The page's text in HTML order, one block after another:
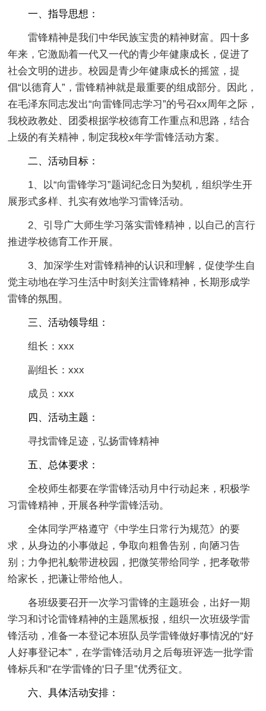
一、指导思想 ：
雷锋精神是我们中华民族宝贵的精神财富。四十多
年来，它激励着一代又一代的青少年健康成长，促进了
社会文明的进步。校园是青少年健康成长的摇篮，提
倡“以德育人”，雷锋精神就是最重要的组成部分。因此，
在毛泽东同志发出“向雷锋同志学习”的号召xx周年之际，
我校政教处、团委根据学校德育工作重点和思路，结合
上级的有关精神，制定我校x年学雷锋活动方案。
二、活动目标：
1、以“向雷锋学习”题词纪念日为契机，组织学生开
展形式多样、扎实有效地学习雷锋活动。
2、引导广大师生学习落实雷锋精神，以自己的言行
推进学校德育工作开展。
3、加深学生对雷锋精神的认识和理解，促使学生自
觉主动地在学习生活中时刻关注雷锋精神，长期形成学
雷锋的氛围。
三、活动领导组：
组长：xxx
副组长：xxx
成员：xxx
四、活动主题：
寻找雷锋足迹，弘扬雷锋精神
五、总体要求：
全校师生都要在学雷锋活动月中行动起来，积极学
习雷锋精神，开展各种学雷锋活动。
全体同学严格遵守《中学生日常行为规范》的要
求，从身边的小事做起，争取向粗鲁告别，向陋习告
别；力争把礼貌带进校园，把微笑带给同学，把孝敬带
给家长，把谦让带给他人。
各班级要召开一次学习雷锋的主题班会，出好一期
学习和讨论雷锋精神的主题黑板报，组织一次班级学雷
锋活动，准备一本登记本班队员学雷锋做好事情况的“好
人好事登记本”，在学雷锋活动月之后每班评选一批学雷
锋标兵和“在学雷锋的'日子里”优秀征文。
六、具体活动安排：